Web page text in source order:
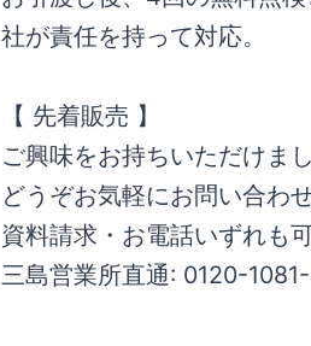
社が責任を持って対応。
【 先着販売 】
ご興味をお持ちいただけま
どうぞお気軽にお問い合わ
資料請求・お電話いずれも
三島営業所直通: 0120-